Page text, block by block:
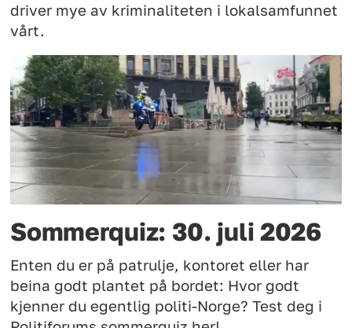
driver mye av kriminaliteten i lokalsamfunnet
vårt.
Sommerquiz: 30. juli 2026
Enten du er på patrulje, kontoret eller har
beina godt plantet på bordet: Hvor godt
kjenner du egentlig politi-Norge? Test deg i